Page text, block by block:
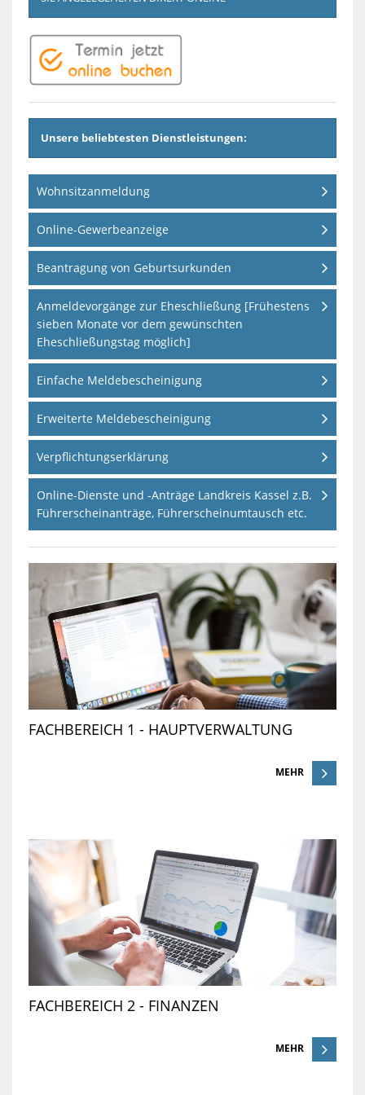
Unsere beliebtesten Dienstleistungen:
Wohnsitzanmeldung
Online-Gewerbeanzeige
Beantragung von Geburtsurkunden
Anmeldevorgänge zur Eheschließung [Frühestens
sieben Monate vor dem gewünschten
Eheschließungstag möglich]
Einfache Meldebescheinigung
Erweiterte Meldebescheinigung
Verpflichtungserklärung
Online-Dienste und -Anträge Landkreis Kassel z.B.
Führerscheinanträge, Führerscheinumtausch etc.
FACHBEREICH 1 - HAUPTVERWALTUNG
MEHR
FACHBEREICH 2 - FINANZEN
MEHR